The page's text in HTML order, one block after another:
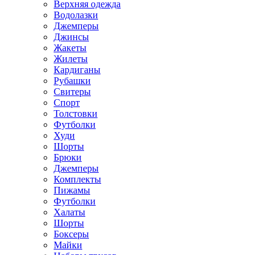
Верхняя одежда
Водолазки
Джемперы
Джинсы
Жакеты
Жилеты
Кардиганы
Рубашки
Свитеры
Спорт
Толстовки
Футболки
Худи
Шорты
Брюки
Джемперы
Комплекты
Пижамы
Футболки
Халаты
Шорты
Боксеры
Майки